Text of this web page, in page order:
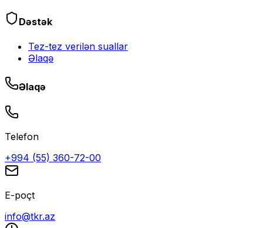
Dəstək
Tez-tez verilən suallar
Əlaqə
Əlaqə
Telefon
+994 (55) 360-72-00
E-poçt
info@tkr.az